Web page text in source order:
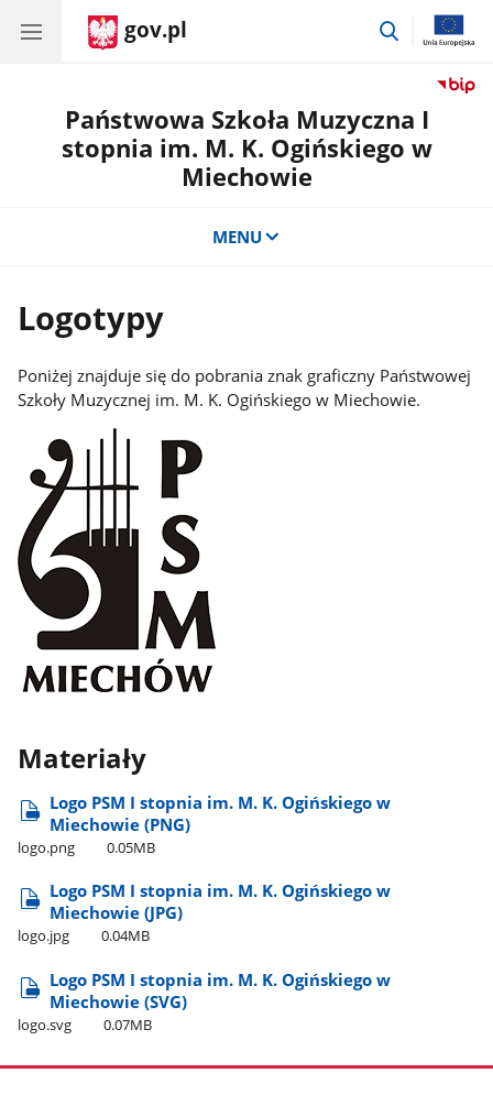
gov.pl
przejdź
Państwowa Szkoła Muzyczna I
stopnia im. M. K. Ogińskiego w
Miechowie
MENU
Logotypy
Poniżej znajduje się do pobrania znak graficzny Państwowej
Szkoły Muzycznej im. M. K. Ogińskiego w Miechowie.
Materiały
Logo PSM I stopnia im. M. K. Ogińskiego w
Miechowie (PNG)
logo.png 0.05MB
Logo PSM I stopnia im. M. K. Ogińskiego w
Miechowie (JPG)
logo.jpg 0.04MB
Logo PSM I stopnia im. M. K. Ogińskiego w
Miechowie (SVG)
logo.svg 0.07MB